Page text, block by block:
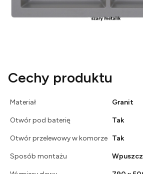
Cechy produktu
Materiał Granit
Otwór pod baterię Tak
Otwór przelewowy w komorze Tak
Sposób montażu